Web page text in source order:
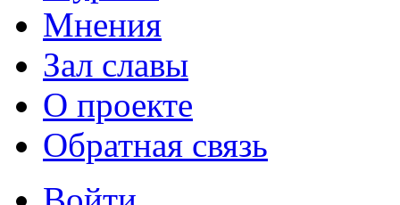
Мнения
Зал славы
О проекте
Обратная связь